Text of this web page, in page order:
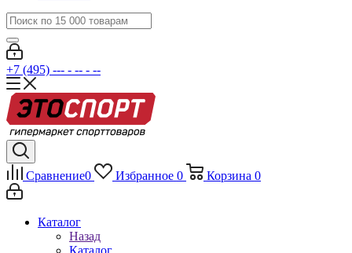
+7 (495) --- - -- - --
Сравнение0 Избранное 0 Корзина 0
Каталог
Назад
Каталог